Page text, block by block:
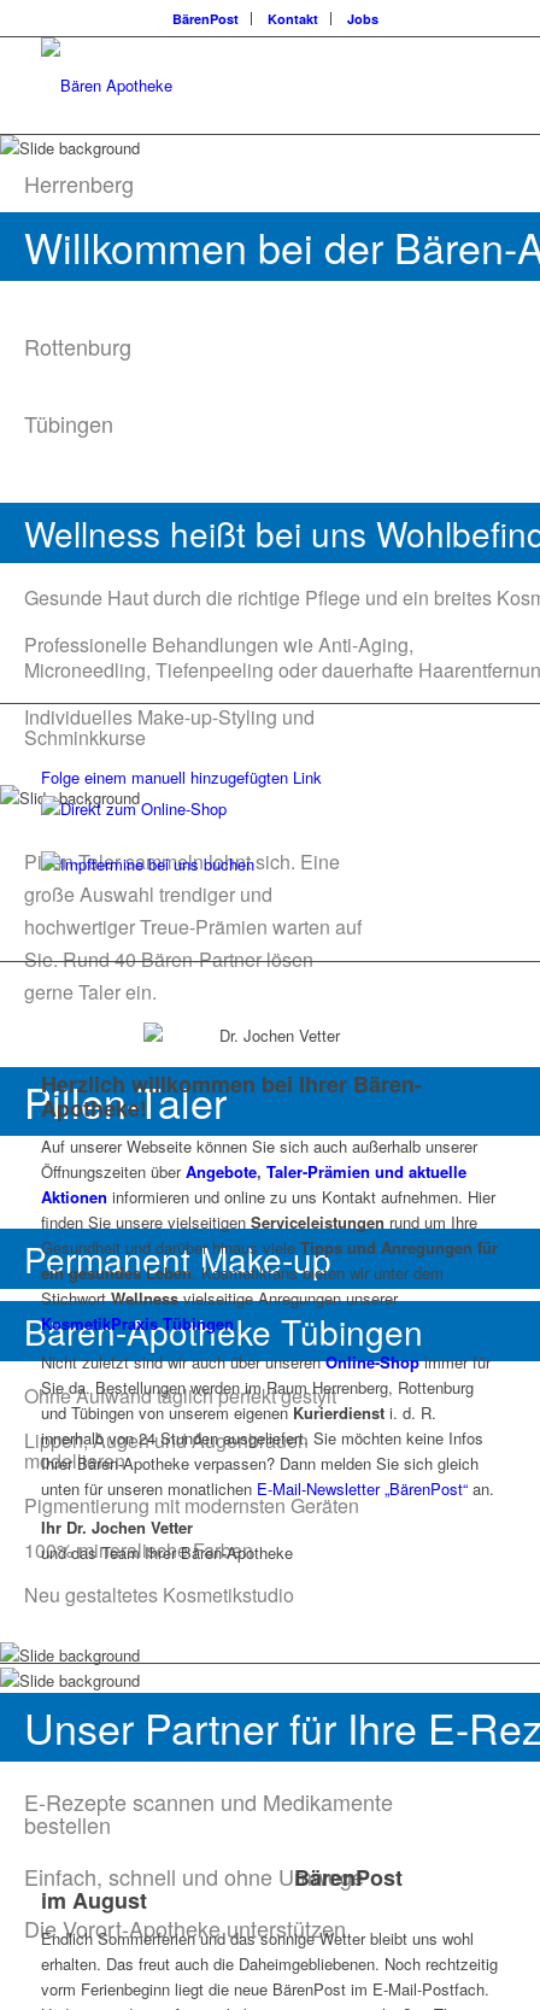
BärenPost Kontakt Jobs
Herrenberg
Willkommen bei der Bären-
Rottenburg
Tübingen
Wellness heißt bei uns
Gesunde Haut durch die richtige Pflege und ein breites
Professionelle Behandlungen wie Anti-Aging,
Microneedling, Tiefenpeeling oder dauerhafte
Individuelles Make-up-Styling und
Schminkkurse
Pillen-Taler sammeln lohnt sich. Eine
große Auswahl trendiger und
hochwertiger Treue-Prämien warten auf
Sie. Rund 40 Bären-Partner lösen
gerne Taler ein.
Pillen-Taler
Permanent Make-up
Bären-Apotheke Tübingen
Ohne Aufwand täglich perfekt gestylt
Lippen, Augen und Augenbrauen
modellieren
Pigmentierung mit modernsten Geräten
100% mineralische Farben
Neu gestaltetes Kosmetikstudio
Unser Partner für Ihre E-
E-Rezepte scannen und Medikamente
bestellen
Einfach, schnell und ohne Umwege
Die Vorort-Apotheke unterstützen
Folge einem manuell hinzugefügten Link
Herzlich willkommen bei Ihrer Bären-
Apotheke!
Auf unserer Webseite können Sie sich auch außerhalb unserer
Öffnungszeiten überAngebote, Taler-Prämien und aktuelle
Aktionen informieren und online zu uns Kontakt aufnehmen. Hier
finden Sie unsere vielseitigen Serviceleistungen rund um Ihre
Gesundheit und darüber hinaus viele Tipps und Anregungen für
ein gesundes Leben. Kosmetikfans bieten wir unter dem
StichwortWellnessvielseitige Anregungen unserer
KosmetikPraxis Tübingen.
Nicht zuletzt sind wir auch über unseren Online-Shopimmer für
Sie da. Bestellungen werden im Raum Herrenberg, Rottenburg
und Tübingen von unserem eigenenKurierdiensti. d. R.
innerhalb von 24 Stunden ausgeliefert. Sie möchten keine Infos
Ihrer Bären-Apotheke verpassen? Dann melden Sie sich gleich
unten für unseren monatlichen E-Mail-Newsletter „BärenPost“an.
Ihr Dr. Jochen Vetter
und das Team Ihrer Bären-Apotheke
BärenPost
im August
Endlich Sommerferien und das sonnige Wetter bleibt uns wohl
erhalten. Das freut auch die Daheimgebliebenen. Noch rechtzeitig
vorm Ferienbeginn liegt die neue BärenPost im E-Mail-Postfach.